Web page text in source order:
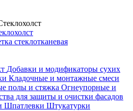
стеклотканевая
Добавки и модификаторы сухих
Кладочные и монтажные смеси
полы и стяжка Огнеупорные и
для защиты и очистки фасадов
Шпатлевки Штукатурки